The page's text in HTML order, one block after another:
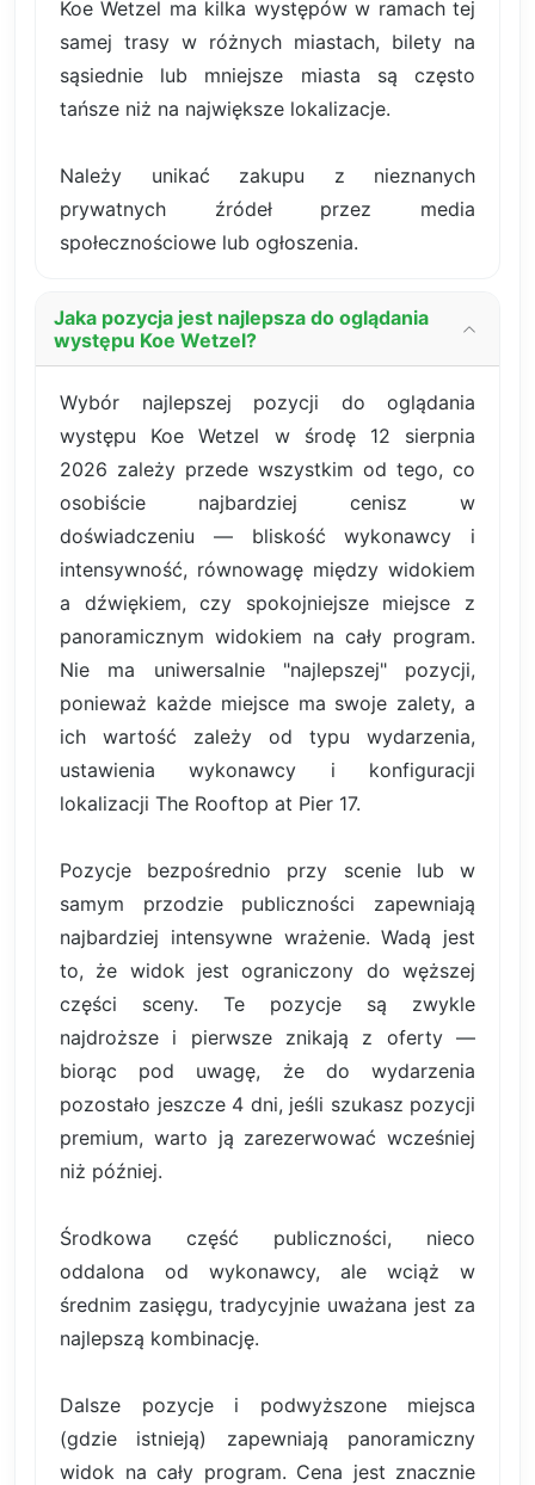
Koe Wetzel ma kilka występów w ramach tej
samej trasy w różnych miastach, bilety na
sąsiednie lub mniejsze miasta są często
tańsze niż na największe lokalizacje.
Należy unikać zakupu z nieznanych
prywatnych źródeł przez media
społecznościowe lub ogłoszenia.
Jaka pozycja jest najlepsza do oglądania
występu Koe Wetzel?
Wybór najlepszej pozycji do oglądania
występu Koe Wetzel w środę 12 sierpnia
2026 zależy przede wszystkim od tego, co
osobiście najbardziej cenisz w
doświadczeniu — bliskość wykonawcy i
intensywność, równowagę między widokiem
a dźwiękiem, czy spokojniejsze miejsce z
panoramicznym widokiem na cały program.
Nie ma uniwersalnie "najlepszej" pozycji,
ponieważ każde miejsce ma swoje zalety, a
ich wartość zależy od typu wydarzenia,
ustawienia wykonawcy i konfiguracji
lokalizacji The Rooftop at Pier 17.
Pozycje bezpośrednio przy scenie lub w
samym przodzie publiczności zapewniają
najbardziej intensywne wrażenie. Wadą jest
to, że widok jest ograniczony do węższej
części sceny. Te pozycje są zwykle
najdroższe i pierwsze znikają z oferty —
biorąc pod uwagę, że do wydarzenia
pozostało jeszcze 4 dni, jeśli szukasz pozycji
premium, warto ją zarezerwować wcześniej
niż później.
Środkowa część publiczności, nieco
oddalona od wykonawcy, ale wciąż w
średnim zasięgu, tradycyjnie uważana jest za
najlepszą kombinację.
Dalsze pozycje i podwyższone miejsca
(gdzie istnieją) zapewniają panoramiczny
widok na cały program. Cena jest znacznie